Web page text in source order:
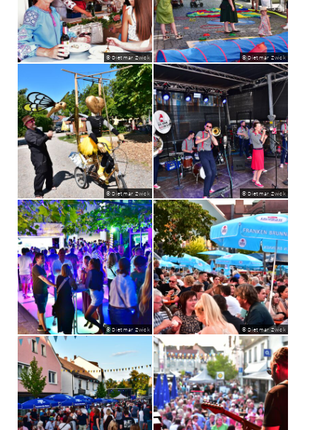
© Dietmar Zwick © Dietmar Zwick
© Dietmar Zwick © Dietmar Zwick
© Dietmar Zwick © Dietmar Zwick